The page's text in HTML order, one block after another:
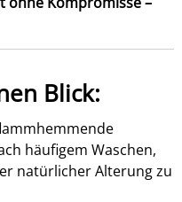
Blick:
häufigem Waschen,
natürlicher Alterung zu